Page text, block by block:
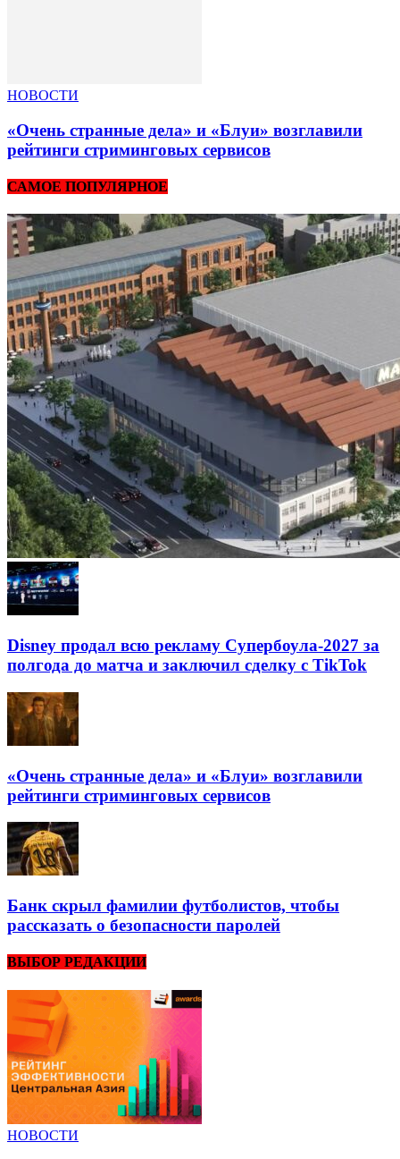
НОВОСТИ
«Очень странные дела» и «Блуи» возглавили
рейтинги стриминговых сервисов
САМОЕ ПОПУЛЯРНОЕ
Disney продал всю рекламу Супербоула-2027 за
полгода до матча и заключил сделку с TikTok
«Очень странные дела» и «Блуи» возглавили
рейтинги стриминговых сервисов
Банк скрыл фамилии футболистов, чтобы
рассказать о безопасности паролей
ВЫБОР РЕДАКЦИИ
НОВОСТИ